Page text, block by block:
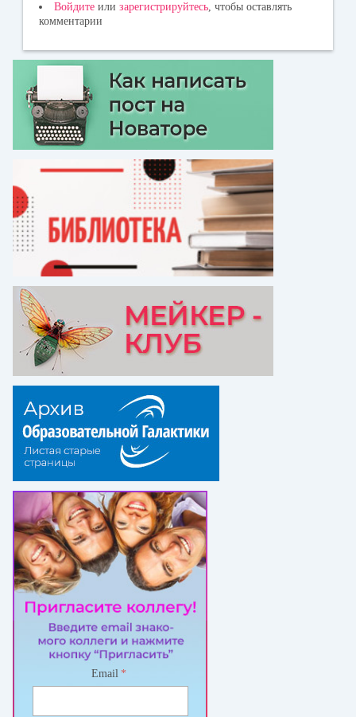
Войдите или зарегистрируйтесь, чтобы оставлять
комментарии
Email *